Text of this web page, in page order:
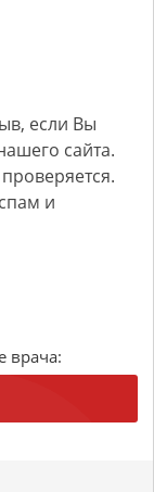
если Вы
сайта.
и
врача: